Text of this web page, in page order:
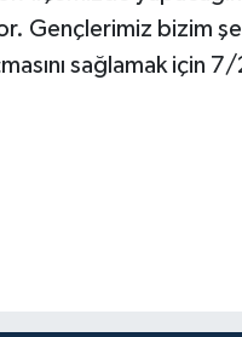
Gençlerimiz bizim
sağlamak için